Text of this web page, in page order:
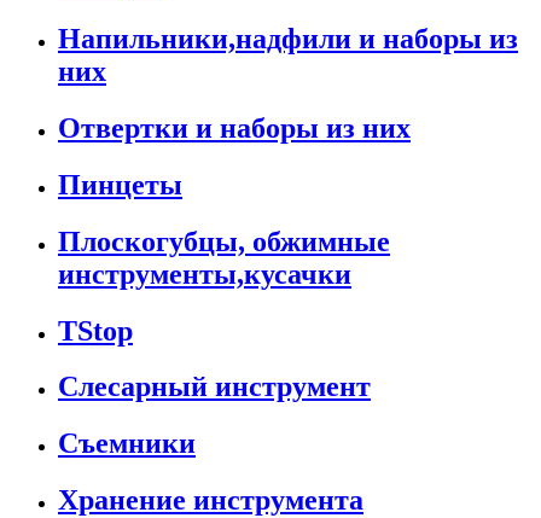
Напильники,надфили и наборы из
них
Отвертки и наборы из них
Пинцеты
Плоскогубцы, обжимные
инструменты,кусачки
TStop
Слесарный инструмент
Съемники
Хранение инструмента